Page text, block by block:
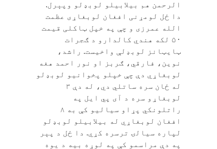
الرحمن هم بیلابیلو لوبډلو وپېرل.
دا ځل لومړنی افغان لوبغاړی عظمت
الله عمرزی و چې په خپل ټاکلی قیمت
۵۰ لکه هندي کالدارو د ګجرات
ټایټانز لوبډلې واخیست. راشد،
نوین، فارقي، ګربز او نور احمد هغه
لوبغاړي دې چې خپلو پخوانیو لوبډلو
له ځان سره ساتلي دي، له دې ۳
لوبغاړو سره د آی پي ایل په
راتلونکي پړاو سیالیو کې به ۸
افغان لوبغاړي له بیلابیلو لوبډلو
لپاره سیالۍ ترسره کړي. دا ځل د پېر
په دې مراسمو کې په لوړه بیه د یوه